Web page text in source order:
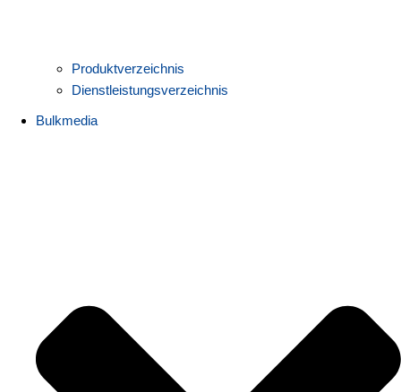
Produktverzeichnis
Dienstleistungsverzeichnis
Bulkmedia